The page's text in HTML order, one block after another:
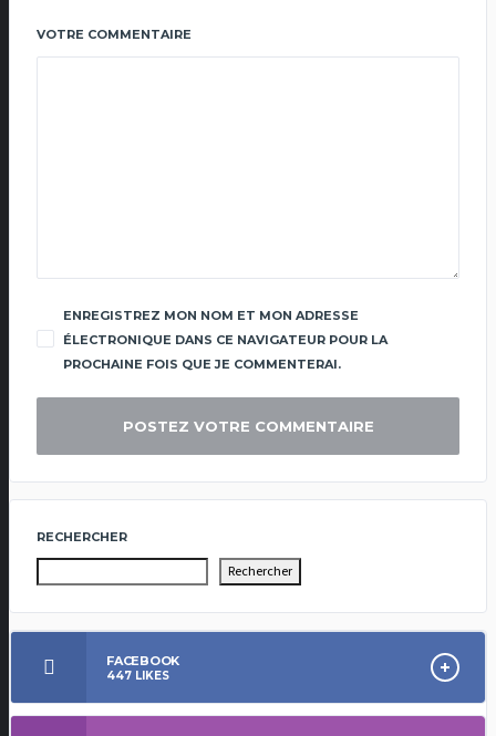
VOTRE COMMENTAIRE
ENREGISTREZ MON NOM ET MON ADRESSE
ÉLECTRONIQUE DANS CE NAVIGATEUR POUR LA
PROCHAINE FOIS QUE JE COMMENTERAI.
RECHERCHER
Rechercher
FACEBOOK
447 LIKES